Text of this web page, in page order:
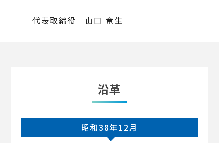
代表取締役 山口 竜生
沿革
昭和38年12月